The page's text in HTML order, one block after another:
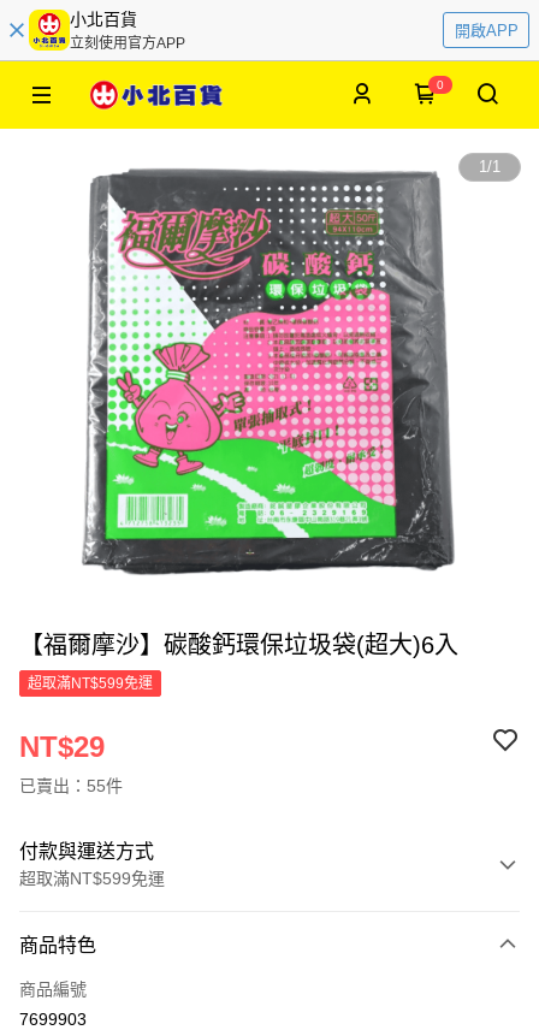
小北百貨
立刻使用官方APP
開啟APP
0
1/1
【福爾摩沙】碳酸鈣環保垃圾袋(超大)6入
超取滿NT$599免運
NT$29
已賣出：55件
付款與運送方式
超取滿NT$599免運
信用卡一次付款
超商取貨付款
商品特色
商品編號
7699903